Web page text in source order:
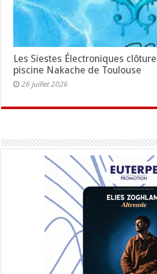
Les Siestes Électroniques
piscine Nakache de Toulouse
26 juillet 2026